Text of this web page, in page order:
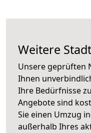
Weitere
Unsere geprüften
Ihnen
Ihre Bedürfnisse
Angebote sind
Sie einen Umzug
außerhalb Ihres